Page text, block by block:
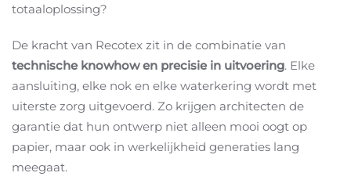
totaaloplossing?
De kracht van Recotex zit in de combinatie van
technische knowhow en precisie in uitvoering. Elke
aansluiting, elke nok en elke waterkering wordt met
uiterste zorg uitgevoerd. Zo krijgen architecten de
garantie dat hun ontwerp niet alleen mooi oogt op
papier, maar ook in werkelijkheid generaties lang
meegaat.